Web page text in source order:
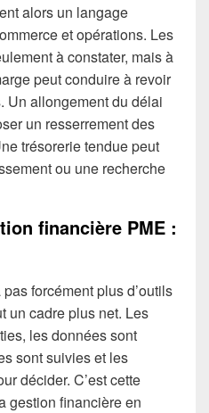
alors un langage
et opérations. Les
à constater, mais à
peut conduire à revoir
Un allongement du délai
un resserrement des
trésorerie tendue peut
ou une recherche
financière PME :
forcément plus d’outils
un cadre plus net. Les
les données sont
sont suivies et les
décider. C’est cette
gestion financière en